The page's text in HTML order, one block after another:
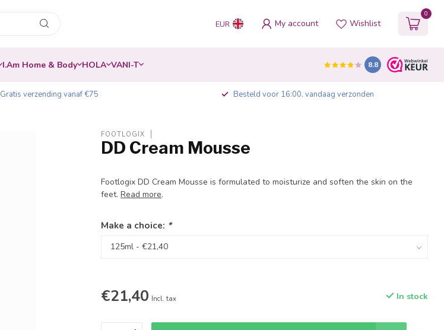
EUR My account Wishlist
0
I.Am Home & Body HOLA VANI-T 8.8
Gratis verzending vanaf €75 Besteld voor 16:00, vandaag verzonden
FOOTLOGIX
DD Cream Mousse
Footlogix DD Cream Mousse is formulated to moisturize and soften the skin on the
feet.Read more.
Make a choice: *
€21,40 Incl. tax In stock